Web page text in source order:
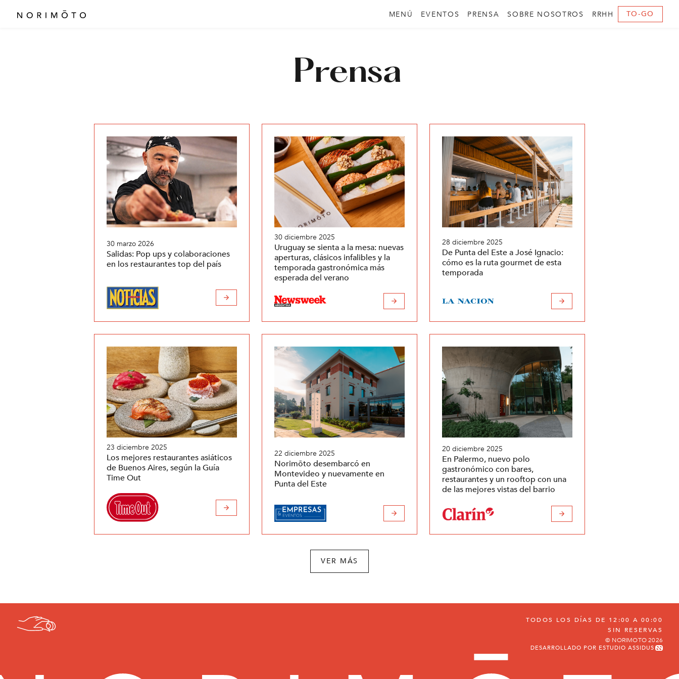
MENÚ EVENTOS PRENSA SOBRE NOSOTROS RRHH TO-GO
Prensa
30 marzo 2026
Salidas: Pop ups y colaboraciones
en los restaurantes top del país
30 diciembre 2025
Uruguay se sienta a la mesa: nuevas
aperturas, clásicos infalibles y la
temporada gastronómica más
esperada del verano
28 diciembre 2025
De Punta del Este a José Ignacio:
cómo es la ruta gourmet de esta
temporada
23 diciembre 2025
Los mejores restaurantes asiáticos
de Buenos Aires, según la Guía
Time Out
22 diciembre 2025
Norimōto desembarcó en
Montevideo y nuevamente en
Punta del Este
20 diciembre 2025
En Palermo, nuevo polo
gastronómico con bares,
restaurantes y un rooftop con una
de las mejores vistas del barrio
VER MÁS
TODOS LOS DÍAS DE 12:00 A 00:00
SIN RESERVAS
© NORIMOTO 2026
DESARROLLADO POR ESTUDIO ASSIDUS